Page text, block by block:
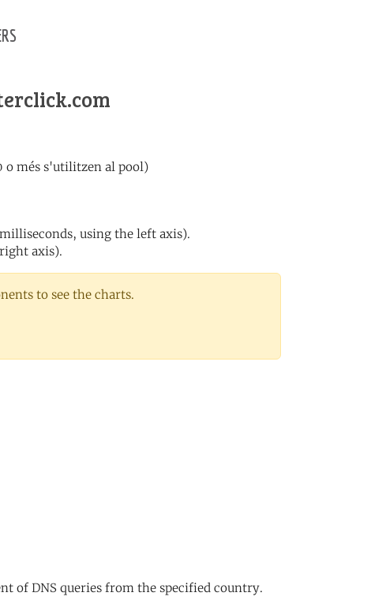
o més s'utilitzen al pool)
using the left axis).
axis).
to see the charts.
of DNS queries from the specified country.